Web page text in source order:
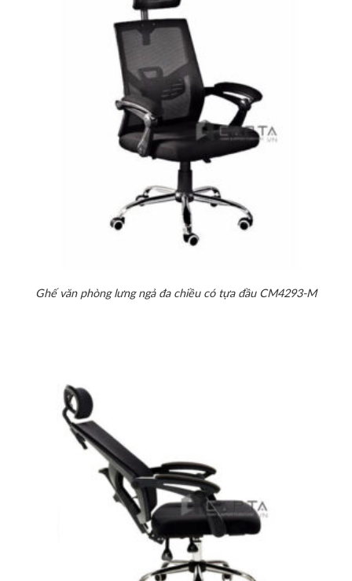
Ghế văn phòng lưng ngả đa chiều có tựa đầu CM4293-M